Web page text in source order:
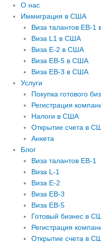
О нас
Иммиграция в США
Виза талантов EB-
Виза L1 в США
Виза E-2 в США
Виза EB-5 в США
Виза EB-3 в США
Услуги
Покупка готового
Регистрация
Налоги в США
Открытие счета в
Анкета
Блог
Виза талантов EB-1
Виза L-1
Виза E-2
Виза EB-3
Виза EB-5
Готовый бизнес в
Регистрация
Открытие счета в